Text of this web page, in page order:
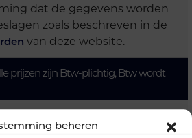
beheren
dat de gegevens worden
zoals beschreven in de
van deze website.
prijzen zijn Btw-plichtig, Btw wordt
11) €275.00